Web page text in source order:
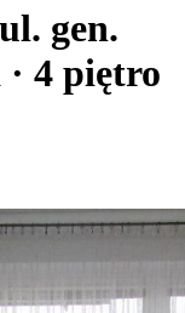
ul. gen.
· 4 piętro